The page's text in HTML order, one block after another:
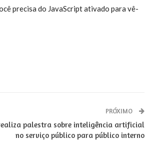
precisa do JavaScript ativado para vê-
PRÓXIMO
palestra sobre inteligência artificial
no serviço público para público interno